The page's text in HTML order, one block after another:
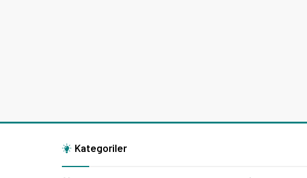
Kategoriler